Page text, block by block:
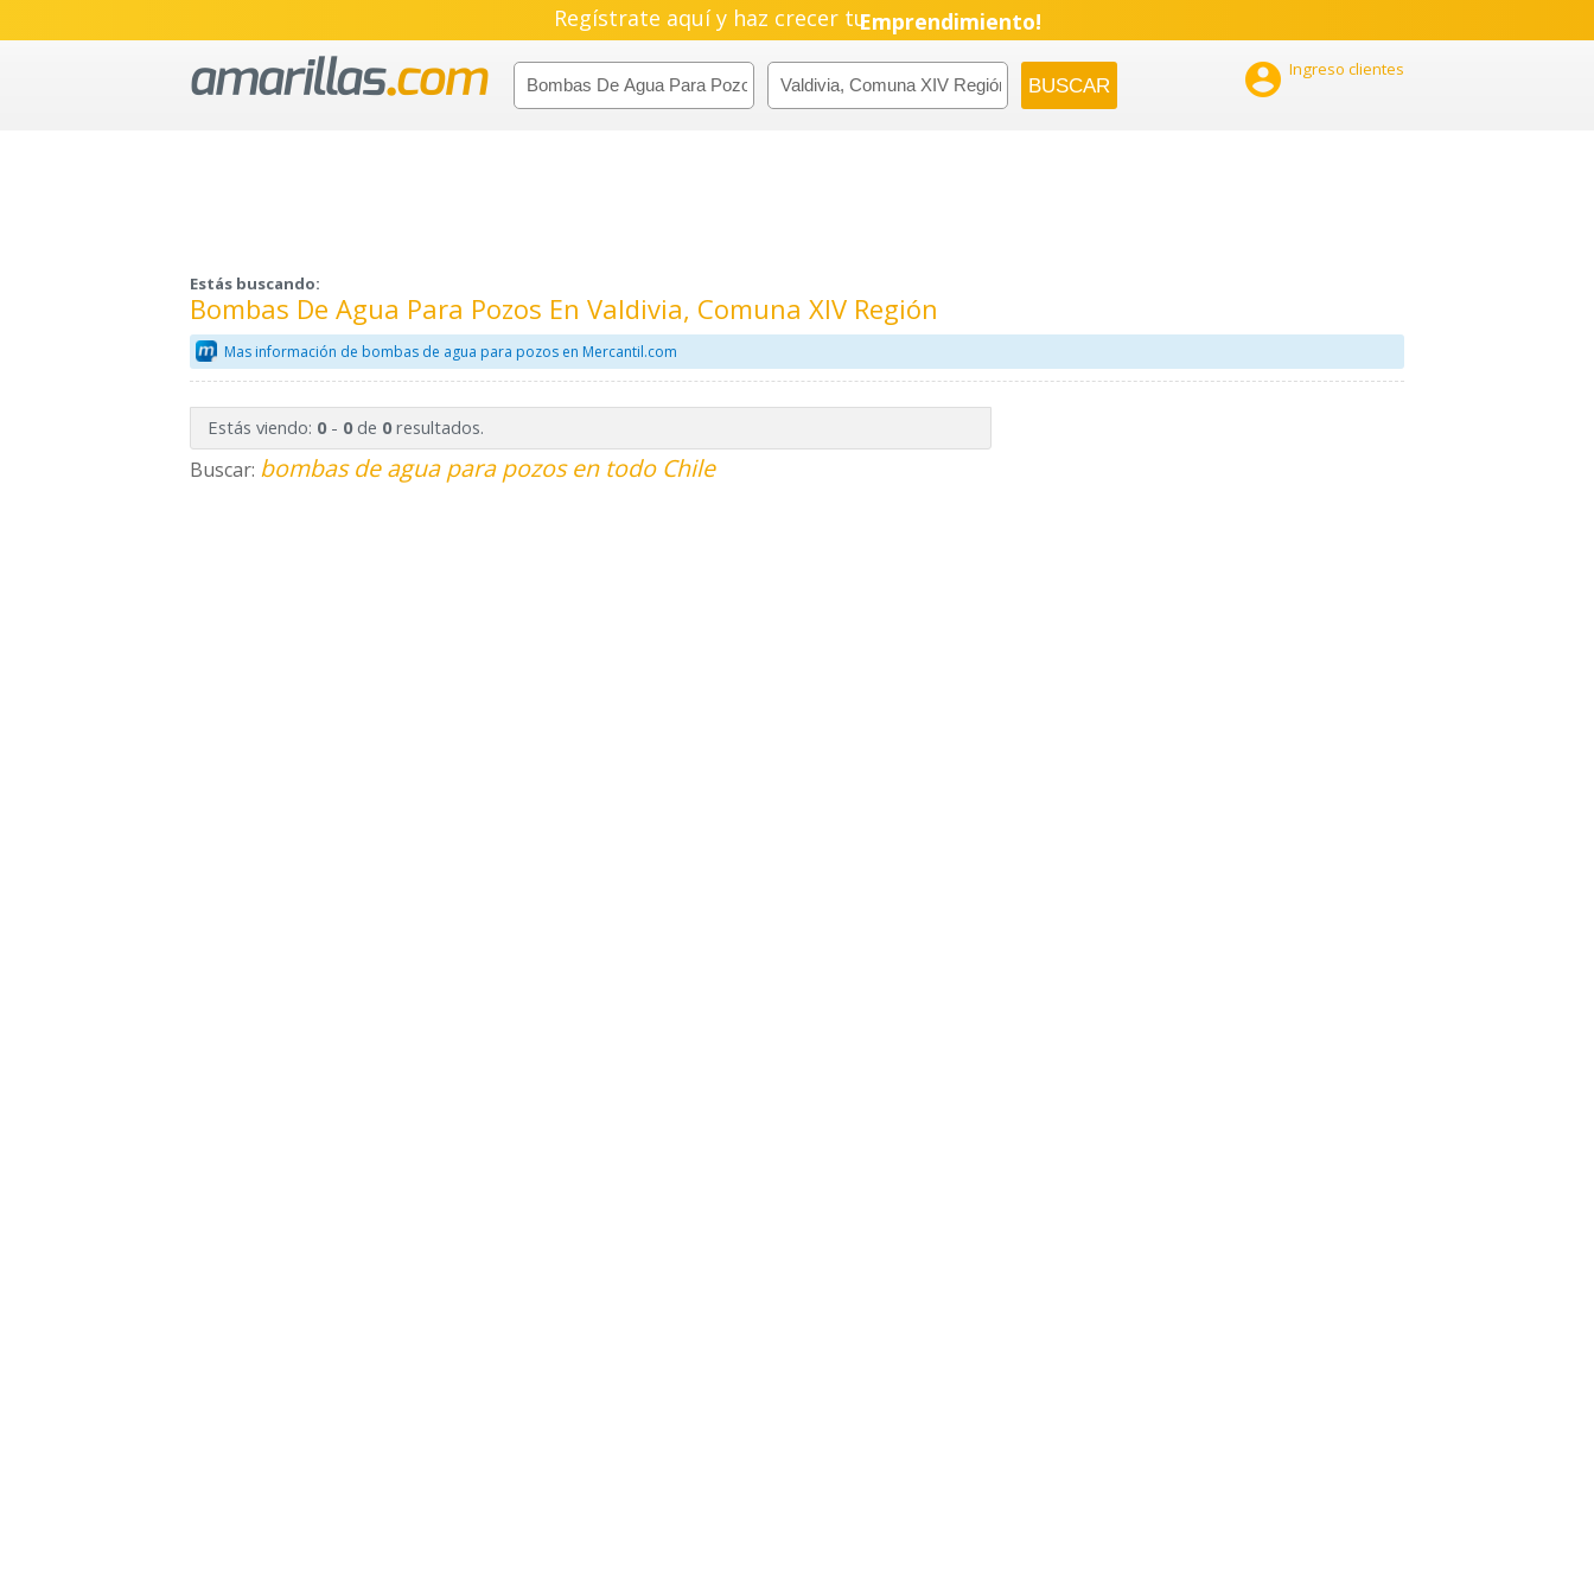
Regístrate aquí y haz crecer tuEmprendimiento!
 Ingreso clientes
Estás buscando:
Bombas De Agua Para Pozos En Valdivia, Comuna XIV Región
Mas información de bombas de agua para pozos en Mercantil.com
Estás viendo: 0- 0de 0resultados.
Buscar: bombas de agua para pozos en todo Chile